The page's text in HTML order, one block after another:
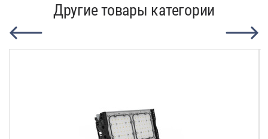
Другие товары категории